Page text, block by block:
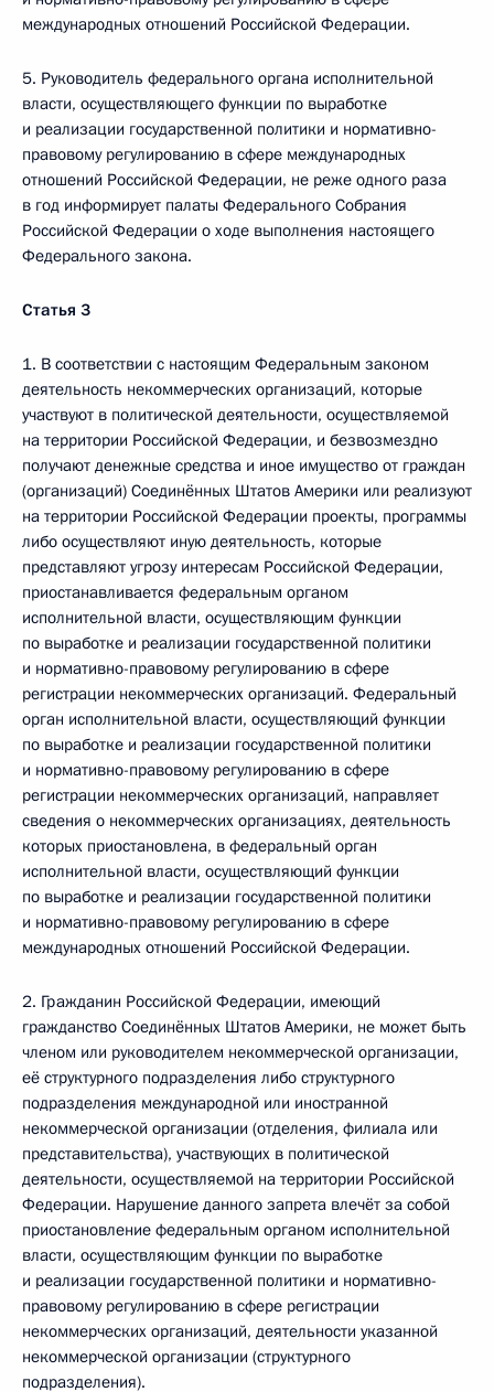
международных отношений Российской Федерации.
5. Руководитель федерального органа исполнительной
власти, осуществляющего функции по выработке
и реализации государственной политики и нормативно-
правовому регулированию в сфере международных
отношений Российской Федерации, не реже одного раза
в год информирует палаты Федерального Собрания
Российской Федерации о ходе выполнения настоящего
Федерального закона.
Статья 3
1. В соответствии с настоящим Федеральным законом
деятельность некоммерческих организаций, которые
участвуют в политической деятельности, осуществляемой
на территории Российской Федерации, и безвозмездно
получают денежные средства и иное имущество от граждан
(организаций) Соединённых Штатов Америки или реализуют
на территории Российской Федерации проекты, программы
либо осуществляют иную деятельность, которые
представляют угрозу интересам Российской Федерации,
приостанавливается федеральным органом
исполнительной власти, осуществляющим функции
по выработке и реализации государственной политики
и нормативно-правовому регулированию в сфере
регистрации некоммерческих организаций. Федеральный
орган исполнительной власти, осуществляющий функции
по выработке и реализации государственной политики
и нормативно-правовому регулированию в сфере
регистрации некоммерческих организаций, направляет
сведения о некоммерческих организациях, деятельность
которых приостановлена, в федеральный орган
исполнительной власти, осуществляющий функции
по выработке и реализации государственной политики
и нормативно-правовому регулированию в сфере
международных отношений Российской Федерации.
2. Гражданин Российской Федерации, имеющий
гражданство Соединённых Штатов Америки, не может быть
членом или руководителем некоммерческой организации,
её структурного подразделения либо структурного
подразделения международной или иностранной
некоммерческой организации (отделения, филиала или
представительства), участвующих в политической
деятельности, осуществляемой на территории Российской
Федерации. Нарушение данного запрета влечёт за собой
приостановление федеральным органом исполнительной
власти, осуществляющим функции по выработке
и реализации государственной политики и нормативно-
правовому регулированию в сфере регистрации
некоммерческих организаций, деятельности указанной
некоммерческой организации (структурного
подразделения).